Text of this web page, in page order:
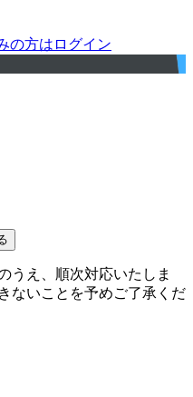
の方はログイン
うえ、順次対応いたしま
ないことを予めご了承くだ